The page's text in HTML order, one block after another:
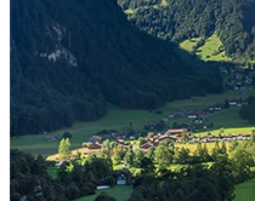
印古什的独特之处在于该地
防御塔，雪峰和山间河流
位于几十公里之内。我们
上几乎见不到其他的游客
印古什之旅不仅仅是一次穿
都是历史的守卫者，我们也